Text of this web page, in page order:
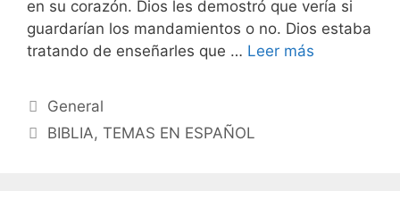
en su corazón. Dios les demostró que vería si
guardarían los mandamientos o no. Dios estaba
tratando de enseñarles que … Leer más
Categorías
General
Etiquetas
BIBLIA,TEMAS EN ESPAÑOL